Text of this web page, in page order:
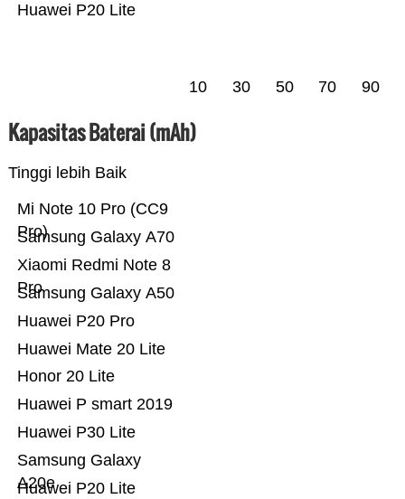
Huawei P20 Lite
10 30 50 70 90
Kapasitas Baterai (mAh)
Tinggi lebih Baik
Huawei P20 Lite
Samsung Galaxy
A20e
Huawei P30 Lite
Huawei P smart 2019
Honor 20 Lite
Huawei Mate 20 Lite
Huawei P20 Pro
Samsung Galaxy A50
Xiaomi Redmi Note 8
Pro
Samsung Galaxy A70
Mi Note 10 Pro (CC9
Pro)